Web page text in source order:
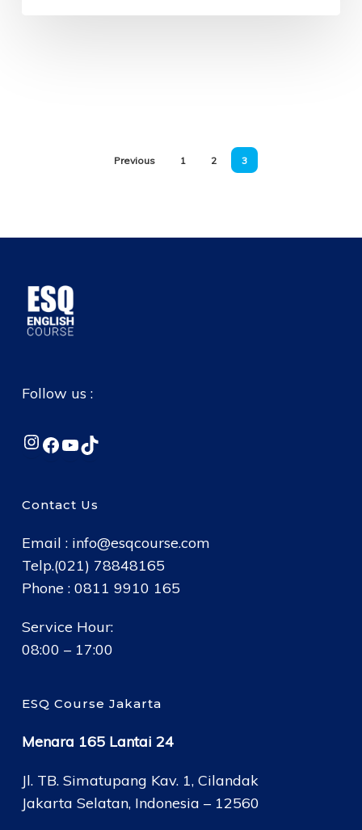
Previous 1 2 3
Follow us :
Instagram
Facebook
YouTube
TikTok
Contact Us
Email : info@esqcourse.com
Telp.(021) 78848165
Phone : 0811 9910 165
Service Hour:
08:00 – 17:00
ESQ Course Jakarta
Menara 165 Lantai 24
Jl. TB. Simatupang Kav. 1, Cilandak
Jakarta Selatan, Indonesia – 12560